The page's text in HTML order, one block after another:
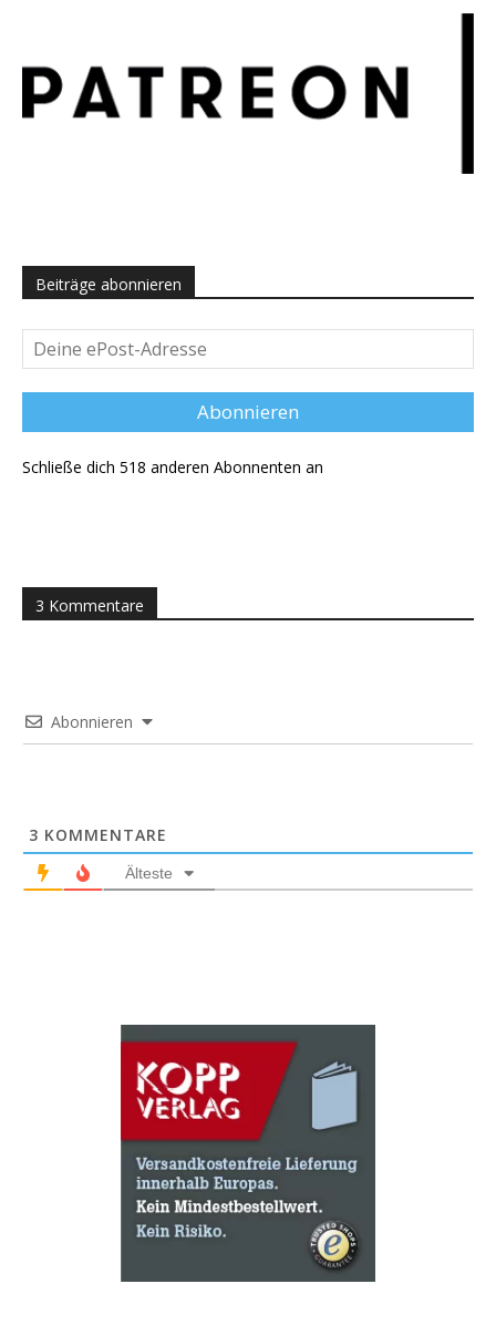
Beiträge abonnieren
Deine
ePost-
Adresse
Abonnieren
Schließe dich 518 anderen Abonnenten an
3 Kommentare
Abonnieren
3 KOMMENTARE
Älteste